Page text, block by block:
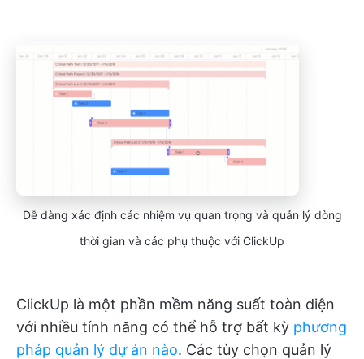
Dễ dàng xác định các nhiệm vụ quan trọng và quản lý dòng
thời gian và các phụ thuộc với ClickUp
ClickUp là một phần mềm năng suất toàn diện
với nhiều tính năng có thể hỗ trợ bất kỳ phương
pháp quản lý dự án nào. Các tùy chọn quản lý